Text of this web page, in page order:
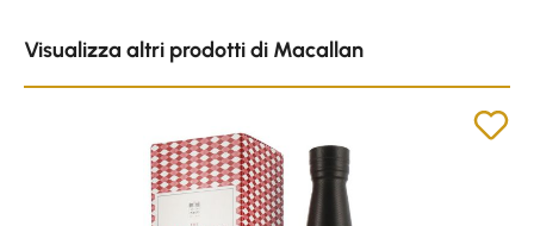
Visualizza altri prodotti di Macallan